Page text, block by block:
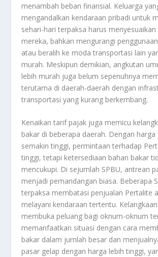
menambah beban finansial. Keluarga
mengandalkan kendaraan pribadi untuk
sehari-hari terpaksa harus menyesuaikan
mereka, bahkan mengurangi
atau beralih ke moda transportasi lain
murah. Meskipun demikian, angkutan
lebih murah juga belum sepenuhnya
terutama di daerah-daerah dengan
transportasi yang kurang berkembang.
Kenaikan tarif pajak juga memicu
bakar di beberapa daerah. Dengan harga
semakin tinggi, permintaan terhadap
tinggi, tetapi ketersediaan bahan bakar
mencukupi. Di sejumlah SPBU, antrean
menjadi pemandangan biasa. Beberapa
terpaksa membatasi penjualan Pertalite
melayani kendaraan tertentu.
membuka peluang bagi oknum-oknum
memanfaatkan situasi dengan cara
bakar dalam jumlah besar dan
pasar gelap dengan harga lebih tinggi,